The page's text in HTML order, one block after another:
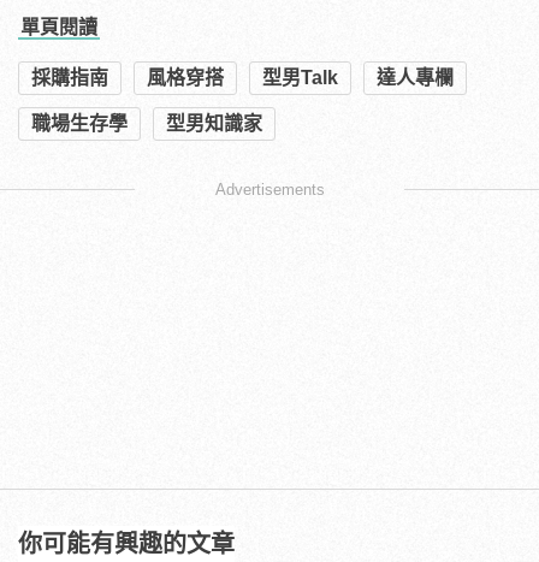
單頁閱讀
採購指南 風格穿搭 型男Talk 達人專欄
職場生存學 型男知識家
Advertisements
你可能有興趣的文章